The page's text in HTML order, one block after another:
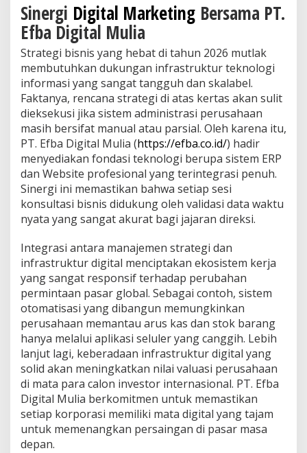
Sinergi Digital Marketing Bersama PT.
Efba Digital Mulia
Strategi bisnis yang hebat di tahun 2026 mutlak
membutuhkan dukungan infrastruktur teknologi
informasi yang sangat tangguh dan skalabel.
Faktanya, rencana strategi di atas kertas akan sulit
dieksekusi jika sistem administrasi perusahaan
masih bersifat manual atau parsial. Oleh karena itu,
PT. Efba Digital Mulia (https://efba.co.id/) hadir
menyediakan fondasi teknologi berupa sistem ERP
dan Website profesional yang terintegrasi penuh.
Sinergi ini memastikan bahwa setiap sesi
konsultasi bisnis didukung oleh validasi data waktu
nyata yang sangat akurat bagi jajaran direksi.
Integrasi antara manajemen strategi dan
infrastruktur digital menciptakan ekosistem kerja
yang sangat responsif terhadap perubahan
permintaan pasar global. Sebagai contoh, sistem
otomatisasi yang dibangun memungkinkan
perusahaan memantau arus kas dan stok barang
hanya melalui aplikasi seluler yang canggih. Lebih
lanjut lagi, keberadaan infrastruktur digital yang
solid akan meningkatkan nilai valuasi perusahaan
di mata para calon investor internasional. PT. Efba
Digital Mulia berkomitmen untuk memastikan
setiap korporasi memiliki mata digital yang tajam
untuk memenangkan persaingan di pasar masa
depan.